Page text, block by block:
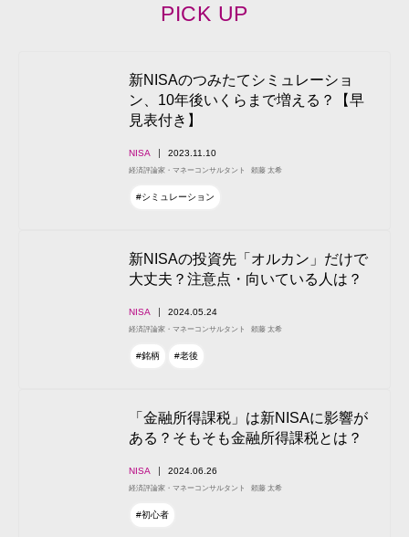
PICK UP
新NISAのつみたてシミュレーショ
ン、10年後いくらまで増える？【早
見表付き】
NISA 2023.11.10
経済評論家・マネーコンサルタント 頼藤 太希
#シミュレーション
新NISAの投資先「オルカン」だけで
大丈夫？注意点・向いている人は？
NISA 2024.05.24
経済評論家・マネーコンサルタント 頼藤 太希
#銘柄 #老後
「金融所得課税」は新NISAに影響が
ある？そもそも金融所得課税とは？
NISA 2024.06.26
経済評論家・マネーコンサルタント 頼藤 太希
#初心者